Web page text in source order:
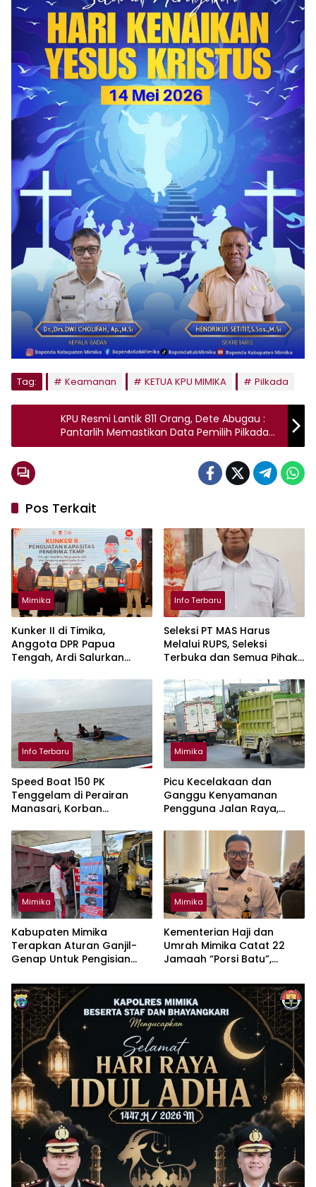
Tag: Keamanan KETUA KPU MIMIKA Pilkada
KPU Resmi Lantik 811 Orang, Dete Abugau :
Pantarlih Memastikan Data Pemilih Pilkada
Valid dan Akurat
Pos Terkait
Mimika
Kunker II di Timika,
Anggota DPR Papua
Tengah, Ardi Salurkan
Kemnaker
Info Terbaru
Seleksi PT MAS Harus
Melalui RUPS, Seleksi
Terbuka dan Semua Pihak
Info Terbaru
Speed Boat 150 PK
Tenggelam di Perairan
Manasari, Korban
Mimika
Picu Kecelakaan dan
Ganggu Kenyamanan
Pengguna Jalan Raya,
Tutup Muatan Pakai Terpal
Mimika
Kabupaten Mimika
Terapkan Aturan Ganjil-
Genap Untuk Pengisian
Mimika
Kementerian Haji dan
Umrah Mimika Catat 22
Jamaah “Porsi Batu”,